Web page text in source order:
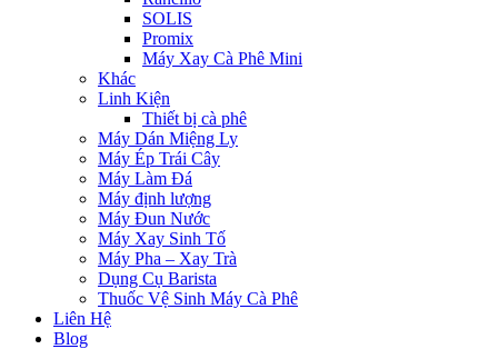
SOLIS
Promix
Máy Xay Cà Phê Mini
Khác
Linh Kiện
Thiết bị cà phê
Máy Dán Miệng Ly
Máy Ép Trái Cây
Máy Làm Đá
Máy định lượng
Máy Đun Nước
Máy Xay Sinh Tố
Máy Pha – Xay Trà
Dụng Cụ Barista
Thuốc Vệ Sinh Máy Cà Phê
Liên Hệ
Blog